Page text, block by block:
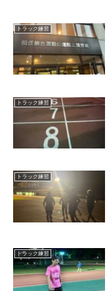
トラック練習
トラック練習
トラック練習
トラック練習